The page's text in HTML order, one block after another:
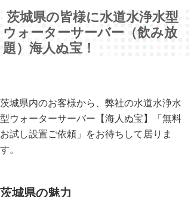
茨城県の皆様に水道水浄水型
ウォーターサーバー（飲み放
題）海人ぬ宝！
茨城県内のお客様から、弊社の水道水浄水
型ウォーターサーバー【海人ぬ宝】「無料
お試し設置ご依頼」をお待ちして居りま
す。
茨城県の魅力